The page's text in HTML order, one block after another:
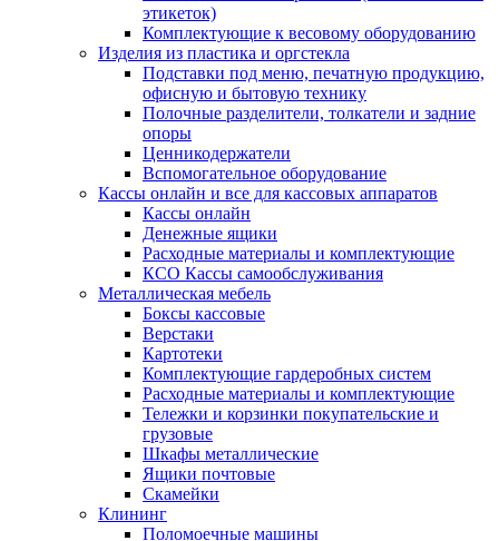
этикеток)
Комплектующие к весовому оборудованию
Изделия из пластика и оргстекла
Подставки под меню, печатную продукцию,
офисную и бытовую технику
Полочные разделители, толкатели и задние
опоры
Ценникодержатели
Вспомогательное оборудование
Кассы онлайн и все для кассовых аппаратов
Кассы онлайн
Денежные ящики
Расходные материалы и комплектующие
КСО Кассы самообслуживания
Металлическая мебель
Боксы кассовые
Верстаки
Картотеки
Комплектующие гардеробных систем
Расходные материалы и комплектующие
Тележки и корзинки покупательские и
грузовые
Шкафы металлические
Ящики почтовые
Скамейки
Клининг
Поломоечные машины